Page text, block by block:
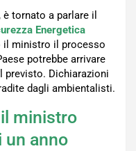
tornato a parlare il
Energetica
il ministro il processo
potrebbe arrivare
previsto. Dichiarazioni
dagli ambientalisti.
ministro
un anno